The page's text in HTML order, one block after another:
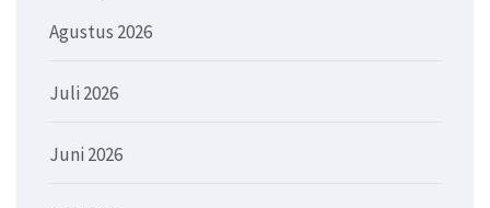
Agustus 2026
Juli 2026
Juni 2026